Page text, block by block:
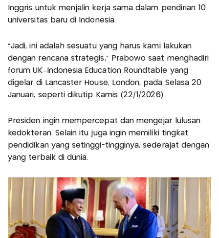
Inggris untuk menjalin kerja sama dalam pendirian 10
universitas baru di Indonesia.
"Jadi, ini adalah sesuatu yang harus kami lakukan
dengan rencana strategis,” Prabowo saat menghadiri
forum UK–Indonesia Education Roundtable yang
digelar di Lancaster House, London, pada Selasa 20
Januari, seperti dikutip Kamis (22/1/2026).
Presiden ingin mempercepat dan mengejar lulusan
kedokteran. Selain itu juga ingin memiliki tingkat
pendidikan yang setinggi-tingginya, sederajat dengan
yang terbaik di dunia.